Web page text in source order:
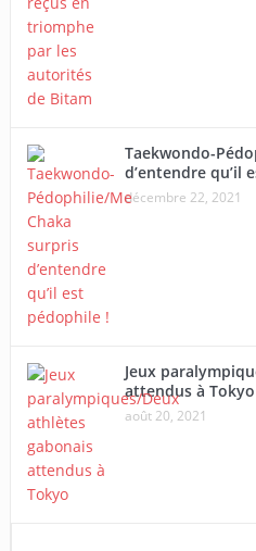
Taekwondo-
d’entendre qu’il
décembre 22, 2021
Jeux
attendus à Tokyo
août 20, 2021